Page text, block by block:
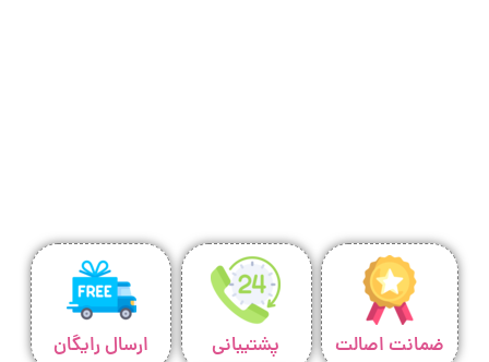
ضمانت اصالت پشتیبانی ارسال رایگان